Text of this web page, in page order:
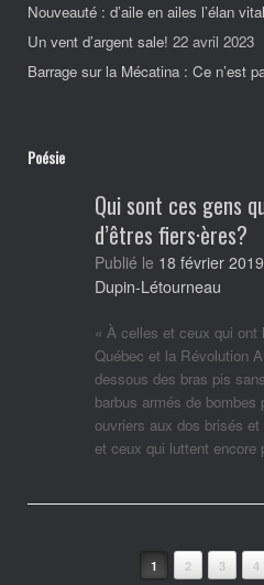
Nouveauté : d’aile en ailes l’élan
Un vent d’argent sale! 22 avril 2023
Barrage sur la Mécatina : Ce n’est
Poésie
Qui sont ces gens
d’êtres fiers·ères?
Publié le 18 février 2019
Dupin-Létourneau
« À celles et ceux qui ont
Québec et la Révolution
dessous des bras pis
barbus armés de
ouvriers aux dos brisés
et ceux qui luttent
1 2 3 4